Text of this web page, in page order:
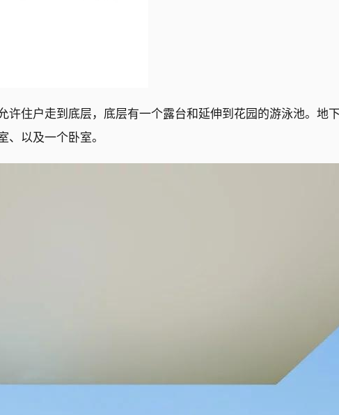
许住户走到底层，底层有一个露台和延伸到花园的游泳池。地
以及一个卧室。